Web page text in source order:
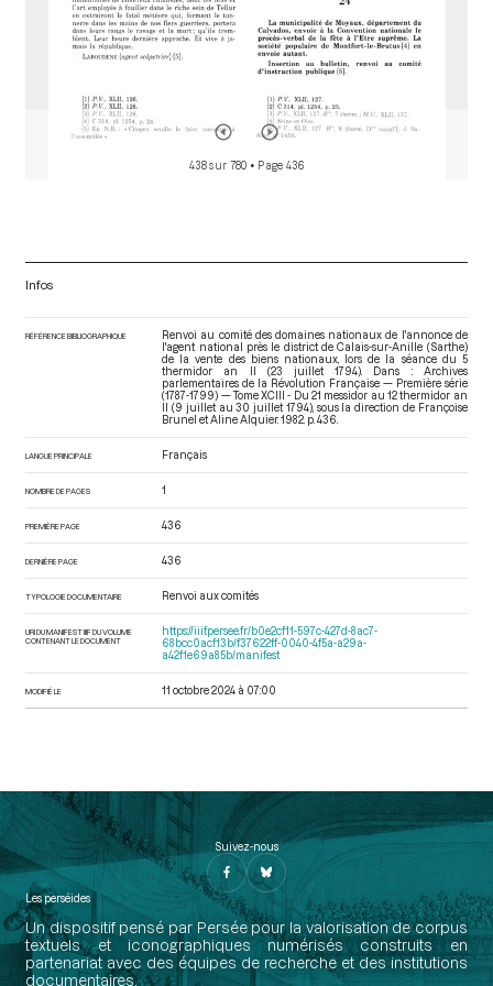
438 sur 780 • Page 436
Infos
RÉFÉRENCE BIBLIOGRAPHIQUE
Renvoi au comité des domaines nationaux de l'annonce de
l'agent national près le district de Calais-sur-Anille (Sarthe)
de la vente des biens nationaux, lors de la séance du 5
thermidor an II (23 juillet 1794). Dans : Archives
parlementaires de la Révolution Française — Première série
(1787-1799) — Tome XCIII - Du 21 messidor au 12 thermidor an
II (9 juillet au 30 juillet 1794), sous la direction de Françoise
Brunel et Aline Alquier. 1982. p. 436.
LANGUE PRINCIPALE Français
NOMBRE DE PAGES 1
PREMIÈRE PAGE 436
DERNIÈRE PAGE 436
TYPOLOGIE DOCUMENTAIRE Renvoi aux comités
URI DU MANIFEST IIIF DU VOLUME
CONTENANT LE DOCUMENT
https://iiif.persee.fr/b0e2cf11-597c-427d-8ac7-
68bcc0acf13b/f37622ff-0040-4f5a-a29a-
a42f1e69a85b/manifest
MODIFIÉ LE 11 octobre 2024 à 07:00
Suivez-nous
Les perséides
Un dispositif pensé par Persée pour la valorisation de corpus
textuels et iconographiques numérisés construits en
partenariat avec des équipes de recherche et des institutions
documentaires.